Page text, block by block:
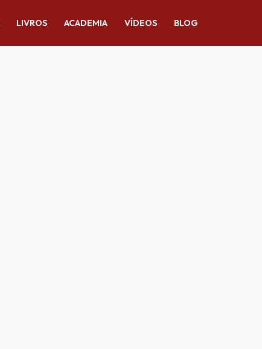
LIVROS ACADEMIA VÍDEOS BLOG